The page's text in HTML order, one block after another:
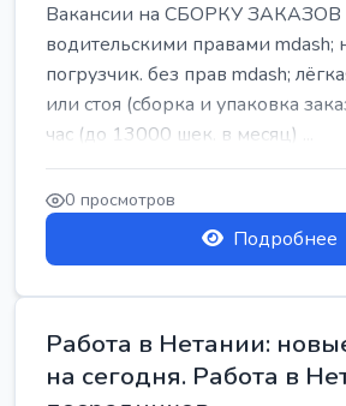
Вакансии на СБОРКУ
водительскими правами mdash;
погрузчик. без прав mdash;
или стоя (сборка и упаковка
час (до 13000 шек. в месяц) ...
0 просмотров
Подробнее
Работа в Нетании:
на сегодня. Работа в